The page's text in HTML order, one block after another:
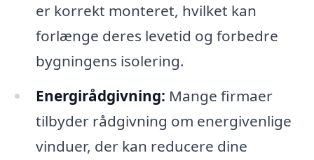
er korrekt monteret, hvilket kan
forlænge deres levetid og forbedre
bygningens isolering.
Energirådgivning: Mange firmaer
tilbyder rådgivning om energivenlige
vinduer, der kan reducere dine